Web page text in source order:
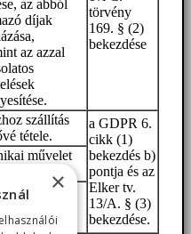
az abból
díjak
az azzal
törvény
169. § (2)
bekezdése
szállítás
tétele.
a GDPR 6.
cikk (1)
bekezdés b)
pontja és az
Elker tv.
13/A. § (3)
bekezdése.
művelet
művelet
×